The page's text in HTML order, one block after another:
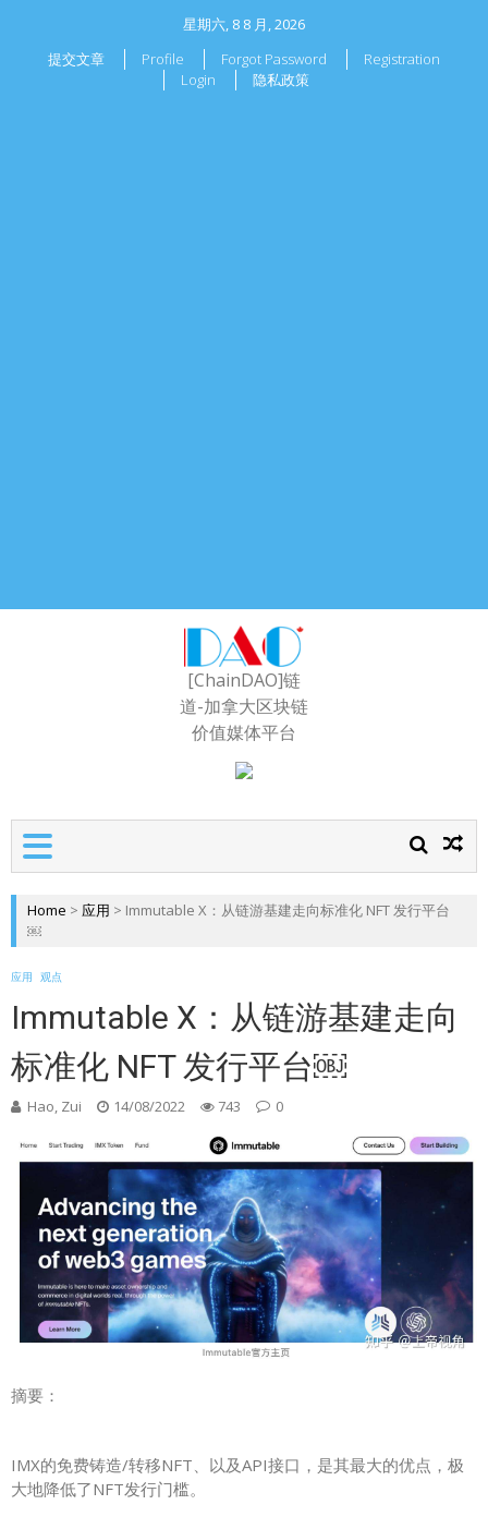
星期六, 8 8 月, 2026
提交文章
Profile Forgot Password
Registration
Login
隐私政策
[ChainDAO]链
道-加拿大区块链
价值媒体平台
Home > 应用 > Immutable X：从链游基建走向标准化 NFT 发行平台
￼
应用 观点
Immutable X：从链游基建走向
标准化 NFT 发行平台￼
Hao, Zui 14/08/2022 743 0
摘要：
IMX的免费铸造/转移NFT、以及API接口，是其最大的优点，极
大地降低了NFT发行门槛。